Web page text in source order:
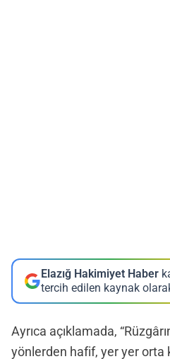
Elazığ Hakimiyet Haber
tercih edilen kaynak
Ayrıca açıklamada,
yönlerden hafif, yer yer orta